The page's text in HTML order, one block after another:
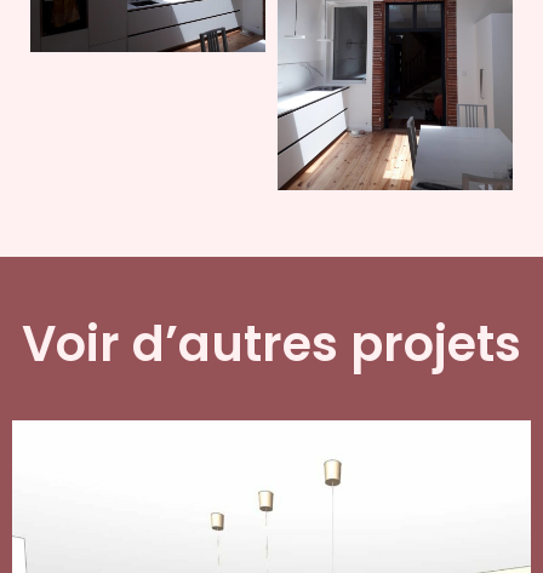
Voir d’autres projets